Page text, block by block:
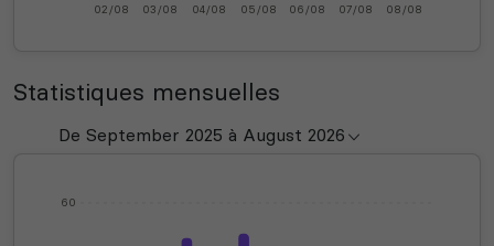
02/08 03/08 04/08 05/08 06/08 07/08 08/08
Statistiques mensuelles
60